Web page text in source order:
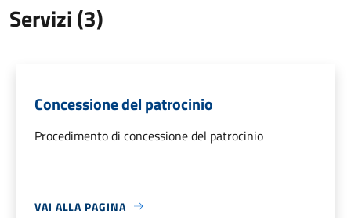
Servizi (3)
Concessione del patrocinio
Procedimento di concessione del patrocinio
VAI ALLA PAGINA